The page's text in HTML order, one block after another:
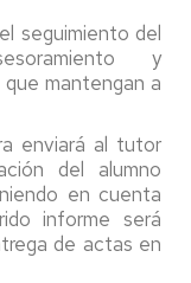
seguimiento del
y
mantengan a
enviará al tutor
del alumno
en cuenta
informe será
de actas en